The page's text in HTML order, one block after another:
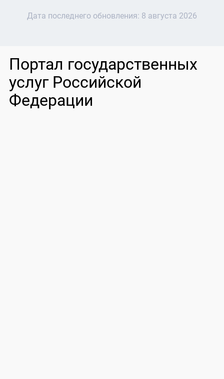
Дата последнего обновления: 8 августа 2026
Портал государственных
услуг Российской
Федерации